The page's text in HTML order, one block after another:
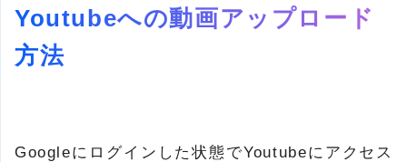
Youtubeへの動画アップロード
方法
Googleにログインした状態でYoutubeにアクセス